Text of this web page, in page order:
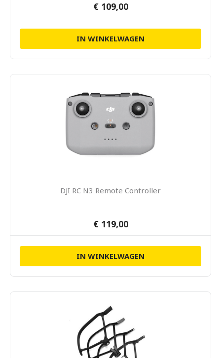
€ 109,00
IN WINKELWAGEN
DJI RC N3 Remote Controller
€ 119,00
IN WINKELWAGEN